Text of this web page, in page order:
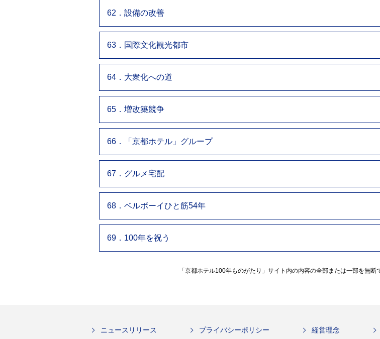
62．設備の改善
63．国際文化観光都市
64．大衆化への道
65．増改築競争
66．「京都ホテル」グループ
67．グルメ宅配
68．ベルボーイひと筋54年
69．100年を祝う
「京都ホテル100年ものがたり」サイト内の内容の全部または一部を無断
ニュースリリース プライバシーポリシー 経営理念